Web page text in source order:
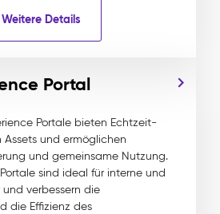
Weitere Details
Portal
Portale bieten Echtzeit-
und ermöglichen
und gemeinsame Nutzung.
sind ideal für interne und
verbessern die
die Effizienz des